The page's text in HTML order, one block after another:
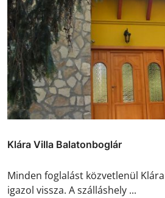
Klára Villa Balatonboglár
Minden foglalást közvetlenül
igazol vissza. A szálláshely ...